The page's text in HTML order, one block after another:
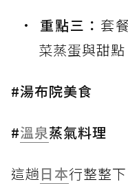
重點三： 套
菜蒸蛋與甜點
#湯布院美食
#溫泉蒸氣料理
這趟日本行整整